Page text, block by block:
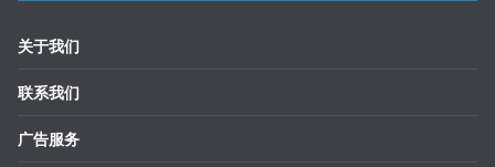
关于我们
联系我们
广告服务